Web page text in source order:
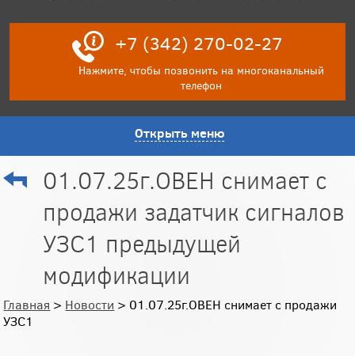
+7 (342) 270-02-27
Нажмите, чтобы позвонить на многоканальный
телефон
Открыть меню
01.07.25г.ОВЕН снимает с
продажи задатчик сигналов
УЗС1 предыдущей
модификации
Главная > Новости > 01.07.25г.ОВЕН снимает с продажи
УЗС1